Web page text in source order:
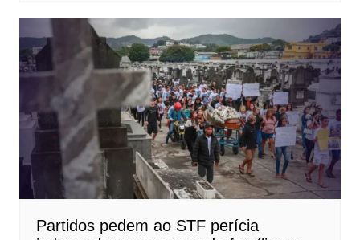
Partidos pedem ao STF perícia